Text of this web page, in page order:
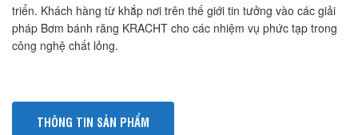
triển. Khách hàng từ khắp nơi trên thế giới tin tưởng vào các giải
pháp Bơm bánh răng KRACHT cho các nhiệm vụ phức tạp trong
công nghệ chất lỏng.
THÔNG TIN SẢN PHẨM